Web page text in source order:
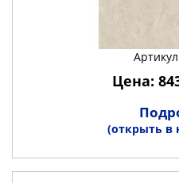
Цена:
(открыть в